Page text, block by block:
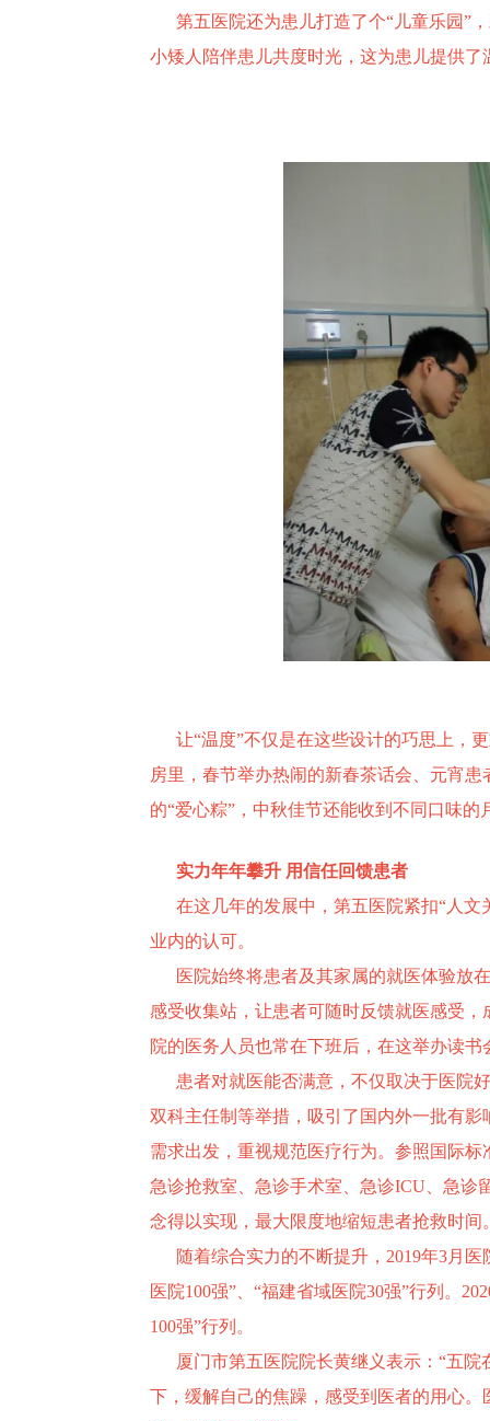
第五医院还为患儿打造了个“儿童乐园”
小矮人陪伴患儿共度时光，这为患儿提供了
让“温度”不仅是在这些设计的巧思上，更
房里，春节举办热闹的新春茶话会、元宵
的“爱心粽”，中秋佳节还能收到不同口味
实力年年攀升 用信任回馈患者
在这几年的发展中，第五医院紧扣“人文
业内的认可。
医院始终将患者及其家属的就医体验放在
感受收集站，让患者可随时反馈就医感受
院的医务人员也常在下班后，在这举办读
患者对就医能否满意，不仅取决于医院
双科主任制等举措，吸引了国内外一批有
需求出发，重视规范医疗行为。参照国际
急诊抢救室、急诊手术室、急诊ICU、急诊
念得以实现，最大限度地缩短患者抢救时
随着综合实力的不断提升，2019年3月医
医院100强”、“福建省域医院30强”行列。
100强”行列。
厦门市第五医院院长黄继义表示：“五院
下，缓解自己的焦躁，感受到医者的用心